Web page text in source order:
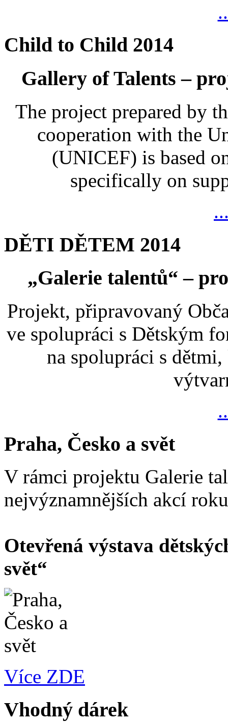
Child to Child 2014
Gallery of Talents –
The project prepared by
cooperation with the
(UNICEF) is based
specifically on
DĚTI DĚTEM 2014
„Galerie talentů“ –
Projekt, připravovaný
ve spolupráci s Dětským
na spolupráci s
Praha, Česko a svět
V rámci projektu Galerie
nejvýznamnějších akcí
Otevřená výstava
svět“
Více ZDE
Vhodný dárek